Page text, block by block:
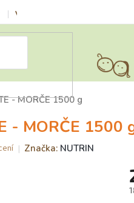
Vrácení zboží a reklamace
- MORČE 1500 g
- MORČE 1500
Značka: NUTRIN